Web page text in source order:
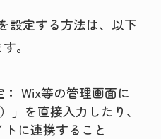
設定する方法は、以下
。
Wix等の管理画面に
」を直接入力したり、
に連携すること